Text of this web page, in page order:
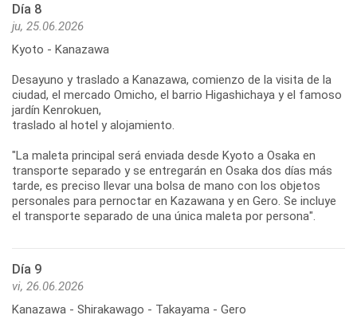
Día 8
ju, 25.06.2026
Kyoto - Kanazawa
Desayuno y traslado a Kanazawa, comienzo de la visita de la
ciudad, el mercado Omicho, el barrio Higashichaya y el famoso
jardín Kenrokuen,
traslado al hotel y alojamiento.
"La maleta principal será enviada desde Kyoto a Osaka en
transporte separado y se entregarán en Osaka dos días más
tarde, es preciso llevar una bolsa de mano con los objetos
personales para pernoctar en Kazawana y en Gero. Se incluye
el transporte separado de una única maleta por persona".
Día 9
vi, 26.06.2026
Kanazawa - Shirakawago - Takayama - Gero